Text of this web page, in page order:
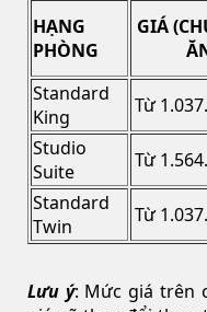
HẠNG
PHÒNG
GIÁ
Standard
King
Từ
Studio
Suite
Từ
Standard
Twin
Từ
Lưu ý: Mức giá trên